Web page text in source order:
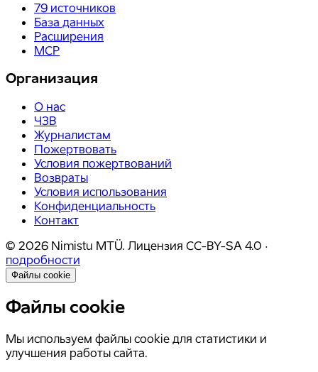
79 источников
База данных
Расширения
MCP
Организация
О нас
ЧЗВ
Журналистам
Пожертвовать
Условия пожертвований
Возвраты
Условия использования
Конфиденциальность
Контакт
© 2026 Nimistu MTÜ. Лицензия CC-BY-SA 4.0 ·
подробности
Файлы cookie
Файлы cookie
Мы используем файлы cookie для статистики и
улучшения работы сайта.